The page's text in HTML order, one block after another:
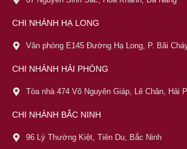
CHI NHÁNH HẠ LONG
Văn phòng E145 Đường Hạ Long, P. Bãi
CHI NHÁNH HẢI PHÒNG
Tòa nhà 474 Võ Nguyên Giáp, Lê Chân, Hải
CHI NHÁNH BẮC NINH
96 Lý Thường Kiệt, Tiên Du, Bắc Ninh